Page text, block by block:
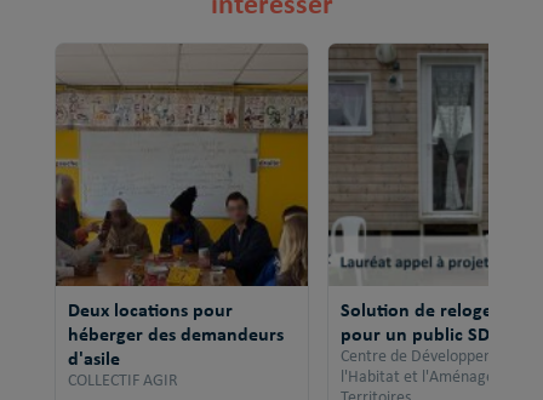
Deux locations pour
héberger des demandeurs
d'asile
COLLECTIF AGIR
Solution de relogement
pour un public SDF
Centre de Développement
l'Habitat et l'Aménagement